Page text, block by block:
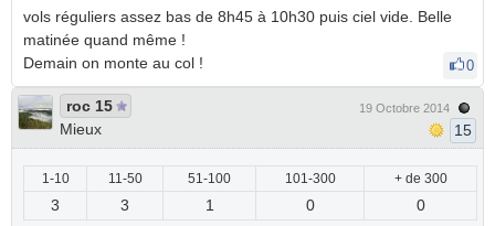
vols réguliers assez bas de 8h45 à 10h30 puis ciel vide. Belle
matinée quand même !
Demain on monte au col !
0
roc 15
Mieux
19 Octobre 2014
15
1-10 11-50 51-100 101-300 + de 300
3 3 1 0 0